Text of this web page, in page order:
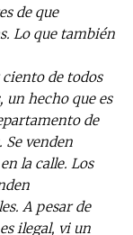
de que
Lo que también
de todos
un hecho que es
de
Se venden
la calle. Los
A pesar de
ilegal, vi un